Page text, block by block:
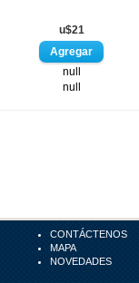
u$21
null
null
CONTÁCTENOS
MAPA
NOVEDADES